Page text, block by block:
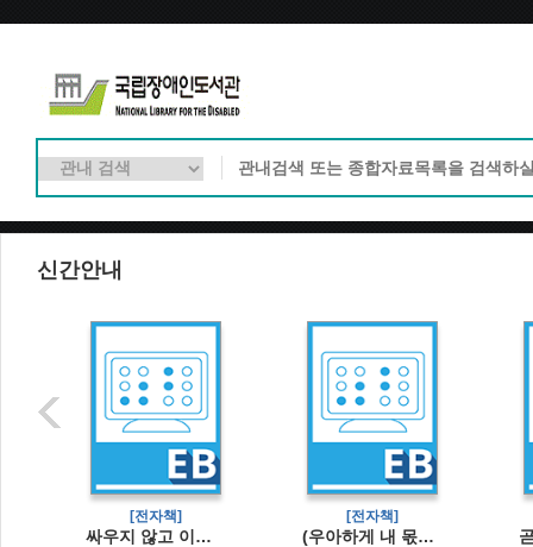
신간안내
[전자책]
싸우지 않고 이기는 기술3000년을 이어온 설득의 완벽한 도구들
[전자책]
(우아하게 내 몫을 챙기는) 말의 공식